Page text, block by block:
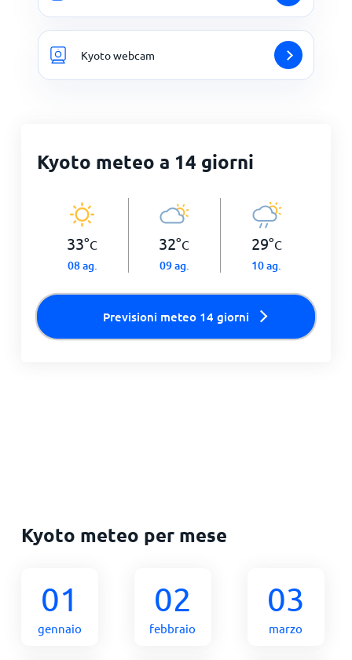
Kyoto webcam
Kyoto meteo a 14 giorni
33°C
08 ag.
32°C
09 ag.
29°C
10 ag.
Previsioni meteo 14 giorni
Kyoto meteo per mese
01
gennaio
02
febbraio
03
marzo